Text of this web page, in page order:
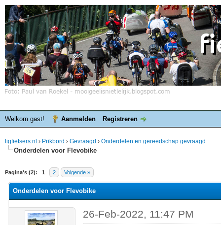
Welkom gast! Aanmelden Registreren
ligfietsers.nl › Prikbord › Gevraagd › Onderdelen en gereedschap gevraagd
Onderdelen voor Flevobike
Pagina's (2): 1 2 Volgende »
waardering is 5
Onderdelen voor Flevobike
26-Feb-2022, 11:47 PM